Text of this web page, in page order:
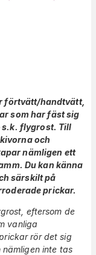
förtvätt/handtvätt,
som har fäst sig
s.k. flygrost. Till
och
nämligen ett
Du kan känna
särskilt på
prickar.
eftersom de
vanliga
rör det sig
inte tas